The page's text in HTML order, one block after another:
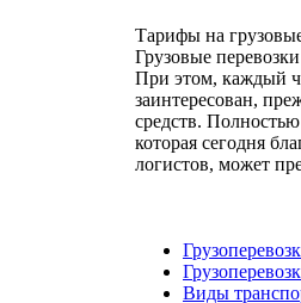
Тарифы на
Грузовые
При этом, каждый
заинтересован,
средств.
которая сегодня
логистов, может
Виды